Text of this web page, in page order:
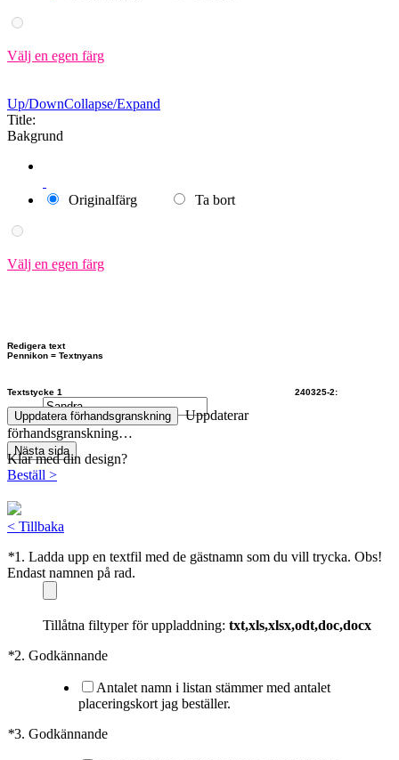
Välj en egen färg
Up/DownCollapse/Expand
Title:
Bakgrund
Originalfärg Ta bort
Välj en egen färg
Redigera text
Pennikon = Textnyans
Textstycke 1 240325-2:
Uppdatera förhandsgranskning
Uppdaterar
förhandsgranskning…
Nästa sida
Klar med din design?
Beställ >
< Tillbaka
*1. Ladda upp en textfil med de gästnamn som du vill trycka. Obs!
Endast namnen på rad.
Tillåtna filtyper för uppladdning: txt,xls,xlsx,odt,doc,docx
*2. Godkännande
Antalet namn i listan stämmer med antalet
placeringskort jag beställer.
*3. Godkännande